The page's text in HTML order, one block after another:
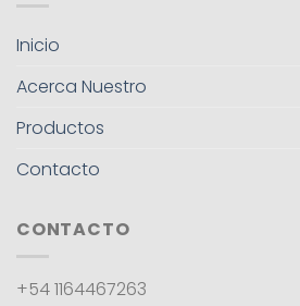
Inicio
Acerca Nuestro
Productos
Contacto
CONTACTO
+54 1164467263